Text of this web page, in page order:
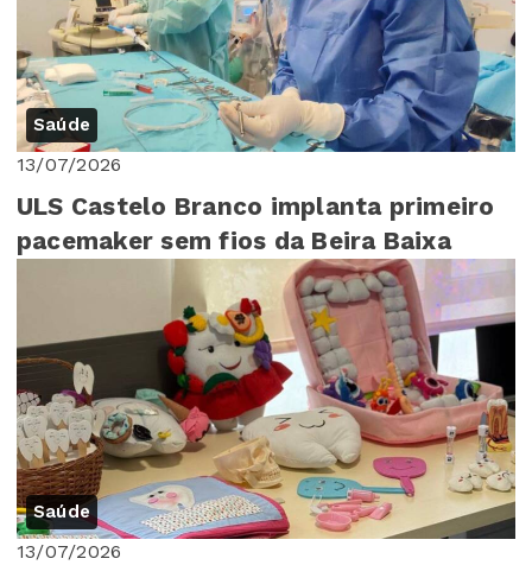
Saúde
13/07/2026
ULS Castelo Branco implanta primeiro
pacemaker sem fios da Beira Baixa
Saúde
13/07/2026